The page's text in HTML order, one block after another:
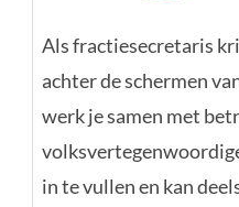
Als fractiesecretaris
achter de schermen
werk je samen met
in te vullen en kan